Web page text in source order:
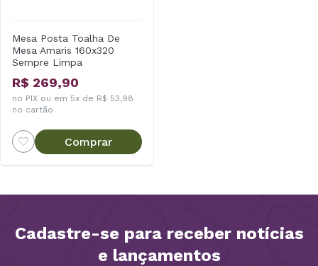
Mesa Posta Toalha De
Mesa Amaris 160x320
Sempre Limpa
R$ 269,90
no PIX ou em 5x de R$ 53,98
no cartão
Comprar
Cadastre-se para receber notícias
e lançamentos